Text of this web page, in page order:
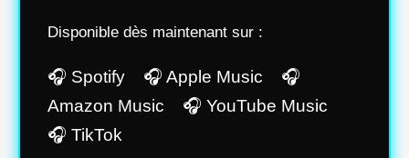
Disponible dès maintenant sur :
🎧 Spotify 🎧 Apple Music 🎧
Amazon Music 🎧 YouTube Music
🎧 TikTok